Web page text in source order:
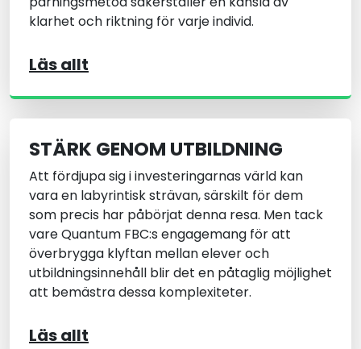
klarhet och riktning för varje individ.
Läs allt
STÄRK GENOM UTBILDNING
Att fördjupa sig i investeringarnas värld kan
vara en labyrintisk strävan, särskilt för dem
som precis har påbörjat denna resa. Men tack
vare Quantum FBC:s engagemang för att
överbrygga klyftan mellan elever och
utbildningsinnehåll blir det en påtaglig möjlighet
att bemästra dessa komplexiteter.
Läs allt